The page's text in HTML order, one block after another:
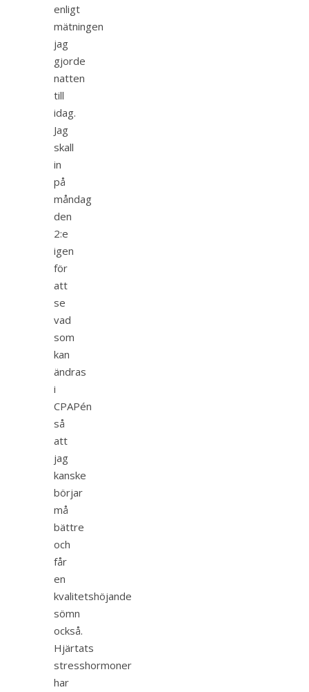
enligt
mätningen
jag
gjorde
natten
till
idag.
Jag
skall
in
på
måndag
den
2:e
igen
för
att
se
vad
som
kan
ändras
i
CPAPén
så
att
jag
kanske
börjar
må
bättre
och
får
en
kvalitetshöjande
sömn
också.
Hjärtats
stresshormoner
har